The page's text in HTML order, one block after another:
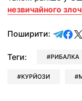
незвичайного
Поширити:
Теги: РИБАЛКА
КУРЙОЗИ